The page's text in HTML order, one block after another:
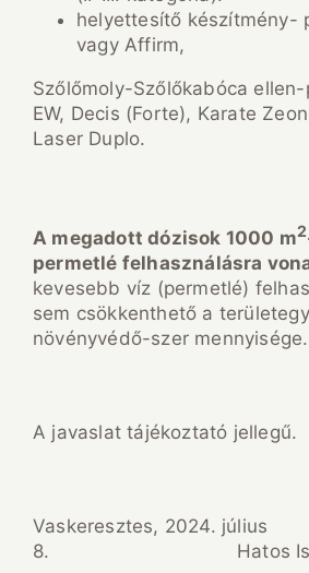
helyettesítő készítmény-
vagy Affirm,
Szőlőmoly-Szőlőkabóca
EW, Decis (Forte), Karate
Laser Duplo.
A megadott dózisok 1000 m2
permetlé felhasználásra
kevesebb víz (permetlé)
sem csökkenthető a
növényvédő-szer mennyisége.
A javaslat tájékoztató jellegű.
Vaskeresztes, 2024. július
8. Hatos István